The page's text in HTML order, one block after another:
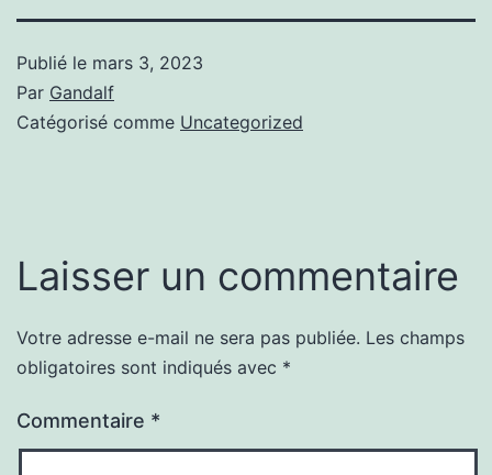
Publié le mars 3, 2023
Par Gandalf
Catégorisé comme Uncategorized
Laisser un commentaire
Votre adresse e-mail ne sera pas publiée. Les champs
obligatoires sont indiqués avec *
Commentaire *